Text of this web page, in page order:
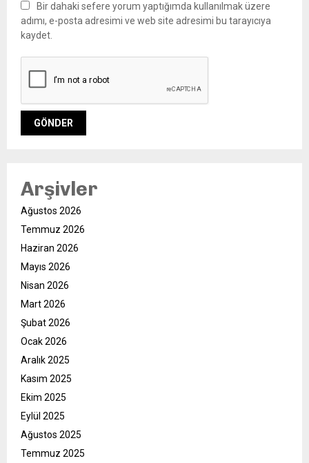
Bir dahaki sefere yorum yaptığımda kullanılmak üzere
adımı, e-posta adresimi ve web site adresimi bu tarayıcıya
kaydet.
Arşivler
Ağustos 2026
Temmuz 2026
Haziran 2026
Mayıs 2026
Nisan 2026
Mart 2026
Şubat 2026
Ocak 2026
Aralık 2025
Kasım 2025
Ekim 2025
Eylül 2025
Ağustos 2025
Temmuz 2025